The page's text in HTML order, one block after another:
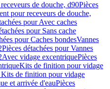
de douche, d90Pièces
pour receveurs de douche,
pour Avec caches
pour Sans cache
pour Caches bondesVannes
Pièces détachées pour Vannes
Avec vidage excentriquePièces
Kits de finition pour vidage
Kits de finition pour vidage
et arrivée d'eauPièces